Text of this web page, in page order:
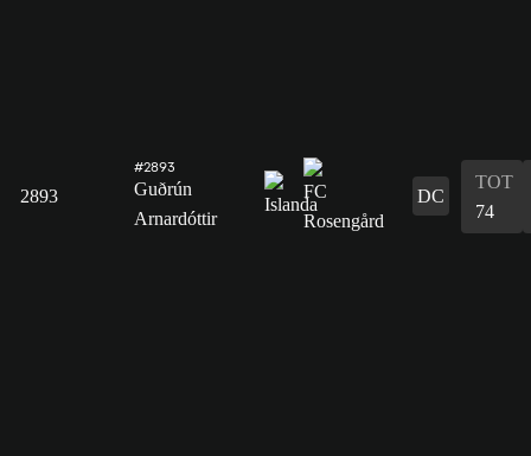
2893
#2893
Guðrún
Arnardóttir
DC
TOT
74